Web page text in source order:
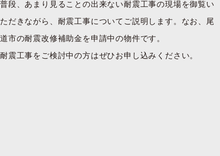
普段、あまり見ることの出来ない耐震工事の現場を御覧い
ただきながら、耐震工事についてご説明します。なお、尾
道市の耐震改修補助金を申請中の物件です。
耐震工事をご検討中の方はぜひお申し込みください。